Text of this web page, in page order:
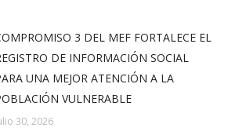
3 DEL MEF FORTALECE EL
DE INFORMACIÓN SOCIAL
UNA MEJOR ATENCIÓN A LA
VULNERABLE
30, 2026